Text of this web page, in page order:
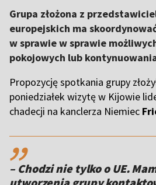
Grupa złożona z
europejskich ma
w sprawie w sprawie
pokojowych lub
Propozycję spotkania grupy
poniedziałek wizytę w Kijowie
chadecji na kanclerza Niemiec
,,
– Chodzi nie tylko o UE.